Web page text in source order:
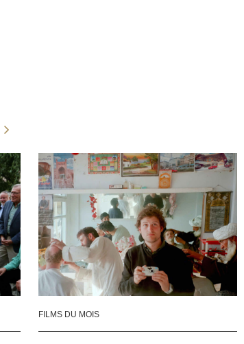
FILMS DU MOIS